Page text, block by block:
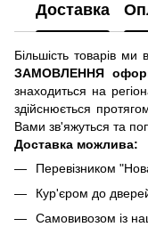
Доставка
Більшість товарів
ЗАМОВЛЕННЯ
знаходиться на
здійснюється
Вами зв'яжуться та
Доставка можлива:
Перевізником
Кур'єром до
Самовивозом із